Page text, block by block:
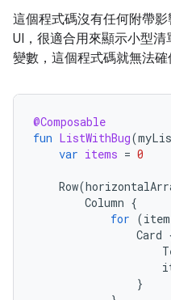
這個程式碼沒有任何附帶
UI，很適合用來顯示小型
變數，這個程式碼就無法
@Composable
fun ListWithBug(
var items = 0
Row(
Column {
for (item
Card
}